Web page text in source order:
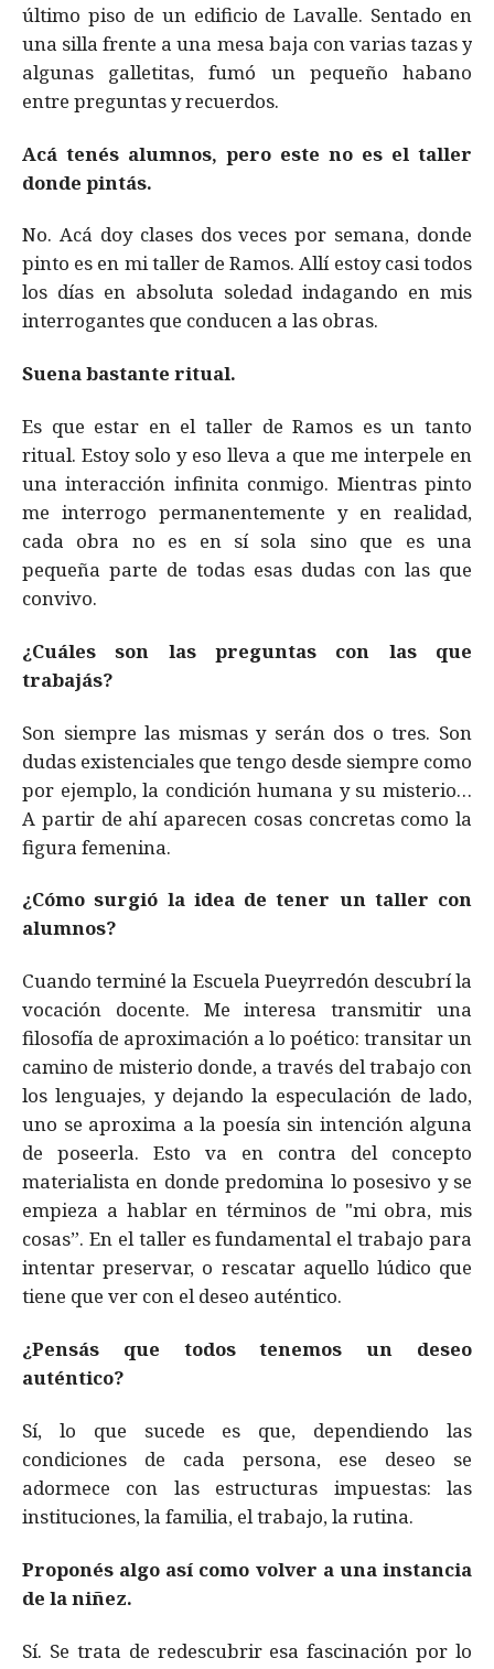
último piso de un edificio de Lavalle. Sentado en
una silla frente a una mesa baja con varias tazas y
algunas galletitas, fumó un pequeño habano
entre preguntas y recuerdos.
Acá tenés alumnos, pero este no es el taller
donde pintás.
No. Acá doy clases dos veces por semana, donde
pinto es en mi taller de Ramos. Allí estoy casi todos
los días en absoluta soledad indagando en mis
interrogantes que conducen a las obras.
Suena bastante ritual.
Es que estar en el taller de Ramos es un tanto
ritual. Estoy solo y eso lleva a que me interpele en
una interacción infinita conmigo. Mientras pinto
me interrogo permanentemente y en realidad,
cada obra no es en sí sola sino que es una
pequeña parte de todas esas dudas con las que
convivo.
¿Cuáles son las preguntas con las que
trabajás?
Son siempre las mismas y serán dos o tres. Son
dudas existenciales que tengo desde siempre como
por ejemplo, la condición humana y su misterio…
A partir de ahí aparecen cosas concretas como la
figura femenina.
¿Cómo surgió la idea de tener un taller con
alumnos?
Cuando terminé la Escuela Pueyrredón descubrí la
vocación docente. Me interesa transmitir una
filosofía de aproximación a lo poético: transitar un
camino de misterio donde, a través del trabajo con
los lenguajes, y dejando la especulación de lado,
uno se aproxima a la poesía sin intención alguna
de poseerla. Esto va en contra del concepto
materialista en donde predomina lo posesivo y se
empieza a hablar en términos de "mi obra, mis
cosas”. En el taller es fundamental el trabajo para
intentar preservar, o rescatar aquello lúdico que
tiene que ver con el deseo auténtico.
¿Pensás que todos tenemos un deseo
auténtico?
Sí, lo que sucede es que, dependiendo las
condiciones de cada persona, ese deseo se
adormece con las estructuras impuestas: las
instituciones, la familia, el trabajo, la rutina.
Proponés algo así como volver a una instancia
de la niñez.
Sí. Se trata de redescubrir esa fascinación por lo